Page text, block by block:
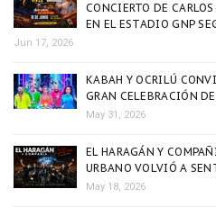
CONCIERTO DE
EN EL ESTADIO GNP
Jun 17, 2026
KABAH Y OCRILÚ
GRAN CELEBRACIÓN
May 31, 2026
EL HARAGÁN Y
URBANO VOLVIÓ A
May 18, 2026